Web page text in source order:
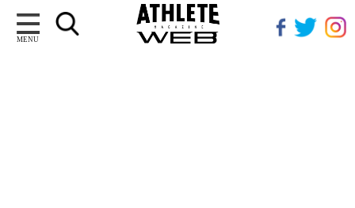
MENU